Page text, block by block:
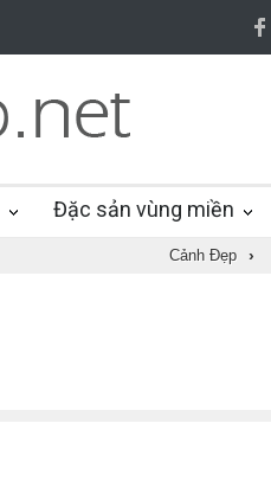
Đặc sản vùng miền
Cảnh Đẹp ›